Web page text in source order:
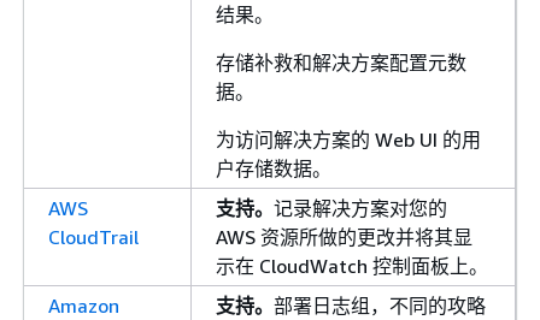
结果。
存储补救和解决方案配置元数
据。
为访问解决方案的 Web UI 的用
户存储数据。
AWS
CloudTrail
支持。 记录解决方案对您的
AWS 资源所做的更改并将其显
示在 CloudWatch 控制面板上。
Amazon
支持。 部署日志组，不同的攻略